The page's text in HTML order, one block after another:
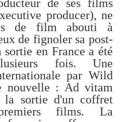
de ses films
producer), ne
de film abouti à
de fignoler sa post-
sortie en France a été
fois. Une
par Wild
nouvelle : Ad vitam
la sortie d'un coffret
films. La